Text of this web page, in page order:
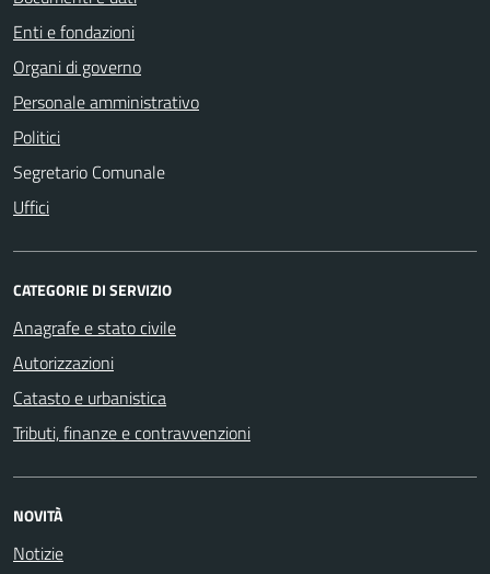
Enti e fondazioni
Organi di governo
Personale amministrativo
Politici
Segretario Comunale
Uffici
CATEGORIE DI SERVIZIO
Anagrafe e stato civile
Autorizzazioni
Catasto e urbanistica
Tributi, finanze e contravvenzioni
NOVITÀ
Notizie